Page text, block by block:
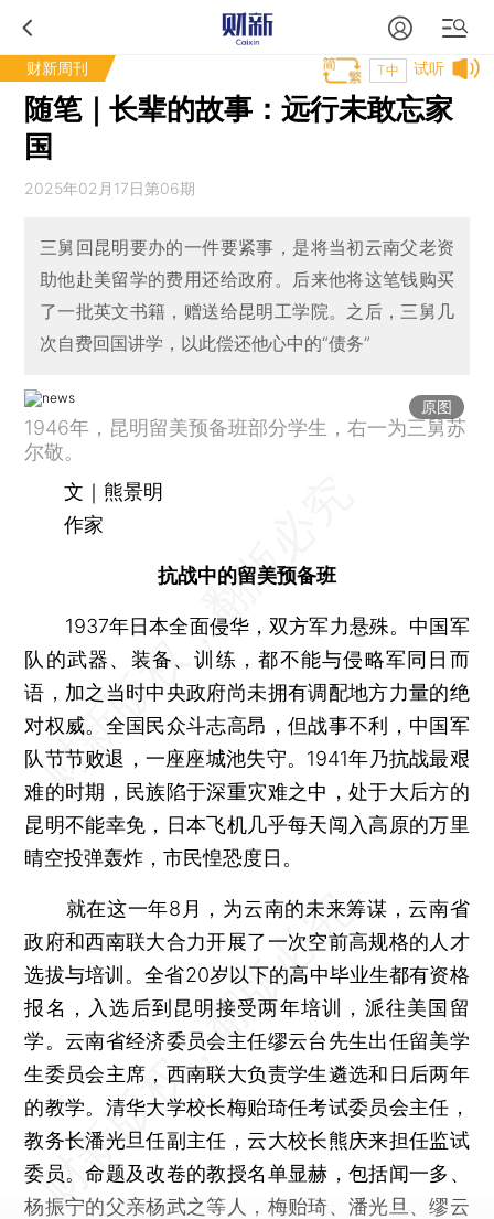
财新周刊 试听
T中
随笔｜长辈的故事：远行未敢忘家
国
2025年02月17日第06期
三舅回昆明要办的一件要紧事，是将当初云南父老资
助他赴美留学的费用还给政府。后来他将这笔钱购买
了一批英文书籍，赠送给昆明工学院。之后，三舅几
次自费回国讲学，以此偿还他心中的“债务”
原图
1946年，昆明留美预备班部分学生，右一为三舅苏
尔敬。
文｜熊景明
作家
抗战中的留美预备班
1937年日本全面侵华，双方军力悬殊。中国军
队的武器、装备、训练，都不能与侵略军同日而
语，加之当时中央政府尚未拥有调配地方力量的绝
对权威。全国民众斗志高昂，但战事不利，中国军
队节节败退，一座座城池失守。1941年乃抗战最艰
难的时期，民族陷于深重灾难之中，处于大后方的
昆明不能幸免，日本飞机几乎每天闯入高原的万里
晴空投弹轰炸，市民惶恐度日。
就在这一年8月，为云南的未来筹谋，云南省
政府和西南联大合力开展了一次空前高规格的人才
选拔与培训。全省20岁以下的高中毕业生都有资格
报名，入选后到昆明接受两年培训，派往美国留
学。云南省经济委员会主任缪云台先生出任留美学
生委员会主席，西南联大负责学生遴选和日后两年
的教学。清华大学校长梅贻琦任考试委员会主任，
教务长潘光旦任副主任，云大校长熊庆来担任监试
委员。命题及改卷的教授名单显赫，包括闻一多、
杨振宁的父亲杨武之等人，梅贻琦、潘光旦、缪云